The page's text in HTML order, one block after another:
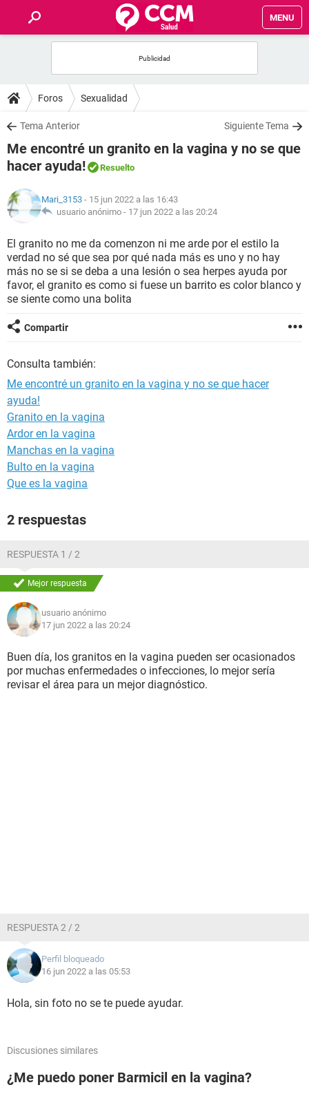
MENU
FOROS
SALUD
FAMILIA
NUTRICIÓN
SEXUALIDAD
GLOSARIO
Foros Sexualidad
Tema Anterior Siguiente Tema
Me encontré un granito en la vagina y no se que
hacer ayuda!
Resuelto
Mari_3153 - 15 jun 2022 a las 16:43
usuario anónimo - 17 jun 2022 a las 20:24
El granito no me da comenzon ni me arde por el estilo la
verdad no sé que sea por qué nada más es uno y no hay
más no se si se deba a una lesión o sea herpes ayuda por
favor, el granito es como si fuese un barrito es color blanco y
se siente como una bolita
Compartir
Consulta también:
Me encontré un granito en la vagina y no se que hacer
ayuda!
Granito en la vagina
Ardor en la vagina
Manchas en la vagina
Bulto en la vagina
Que es la vagina
2 respuestas
RESPUESTA 1 / 2
Mejor respuesta
usuario anónimo
17 jun 2022 a las 20:24
Buen día, los granitos en la vagina pueden ser ocasionados
por muchas enfermedades o infecciones, lo mejor sería
revisar el área para un mejor diagnóstico.
RESPUESTA 2 / 2
Perfil bloqueado
16 jun 2022 a las 05:53
Hola, sin foto no se te puede ayudar.
Discusiones similares
¿Me puedo poner Barmicil en la vagina?